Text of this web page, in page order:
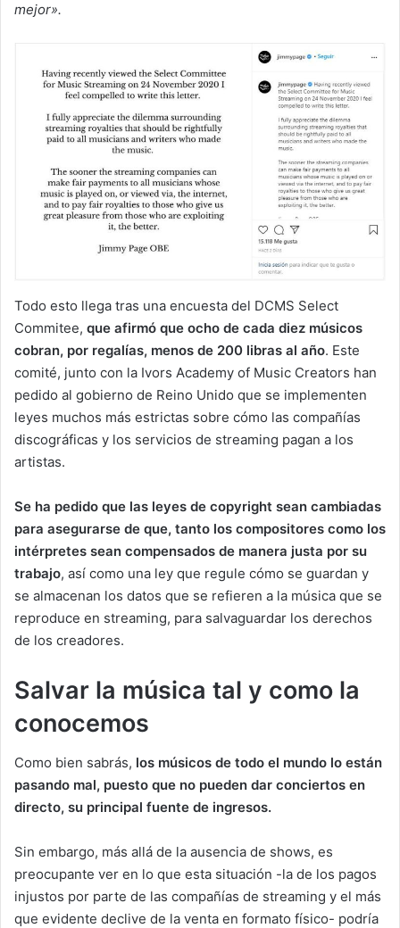
mejor».
Todo esto llega tras una encuesta del DCMS Select
Commitee, que afirmó que ocho de cada diez músicos
cobran, por regalías, menos de 200 libras al año. Este
comité, junto con la Ivors Academy of Music Creators han
pedido al gobierno de Reino Unido que se implementen
leyes muchos más estrictas sobre cómo las compañías
discográficas y los servicios de streaming pagan a los
artistas.
Se ha pedido que las leyes de copyright sean cambiadas
para asegurarse de que, tanto los compositores como los
intérpretes sean compensados de manera justa por su
trabajo, así como una ley que regule cómo se guardan y
se almacenan los datos que se refieren a la música que se
reproduce en streaming, para salvaguardar los derechos
de los creadores.
Salvar la música tal y como la
conocemos
Como bien sabrás, los músicos de todo el mundo lo están
pasando mal, puesto que no pueden dar conciertos en
directo, su principal fuente de ingresos.
Sin embargo, más allá de la ausencia de shows, es
preocupante ver en lo que esta situación -la de los pagos
injustos por parte de las compañías de streaming y el más
que evidente declive de la venta en formato físico- podría